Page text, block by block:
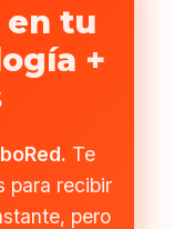
en tu
+
Te
para recibir
pero